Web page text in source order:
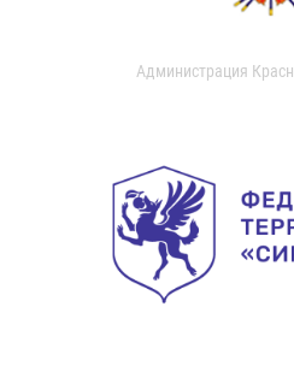
Администрация